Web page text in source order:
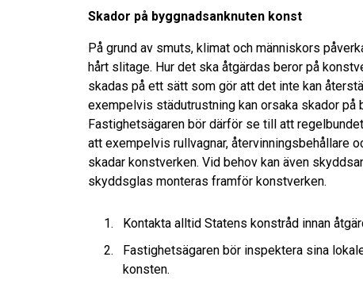
Skador på byggnadsanknuten konst
På grund av smuts, klimat och människors
hårt slitage. Hur det ska åtgärdas beror på
skadas på ett sätt som gör att det inte kan
exempelvis städutrustning kan orsaka skador på
Fastighetsägaren bör därför se till att
att exempelvis rullvagnar, återvinningsbehållare
skadar konstverken. Vid behov kan även
skyddsglas monteras framför konstverken.
Kontakta alltid Statens konstråd innan
Fastighetsägaren bör inspektera sina
konsten.